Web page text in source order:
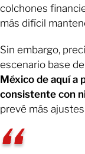
colchones
más difícil
Sin embargo,
escenario base
México de aquí a
consistente con
prevé más